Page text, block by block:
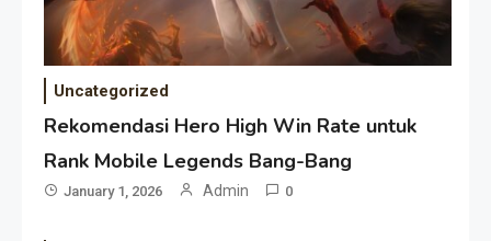
Uncategorized
Rekomendasi Hero High Win Rate untuk
Rank Mobile Legends Bang-Bang
January 1, 2026 Admin 0